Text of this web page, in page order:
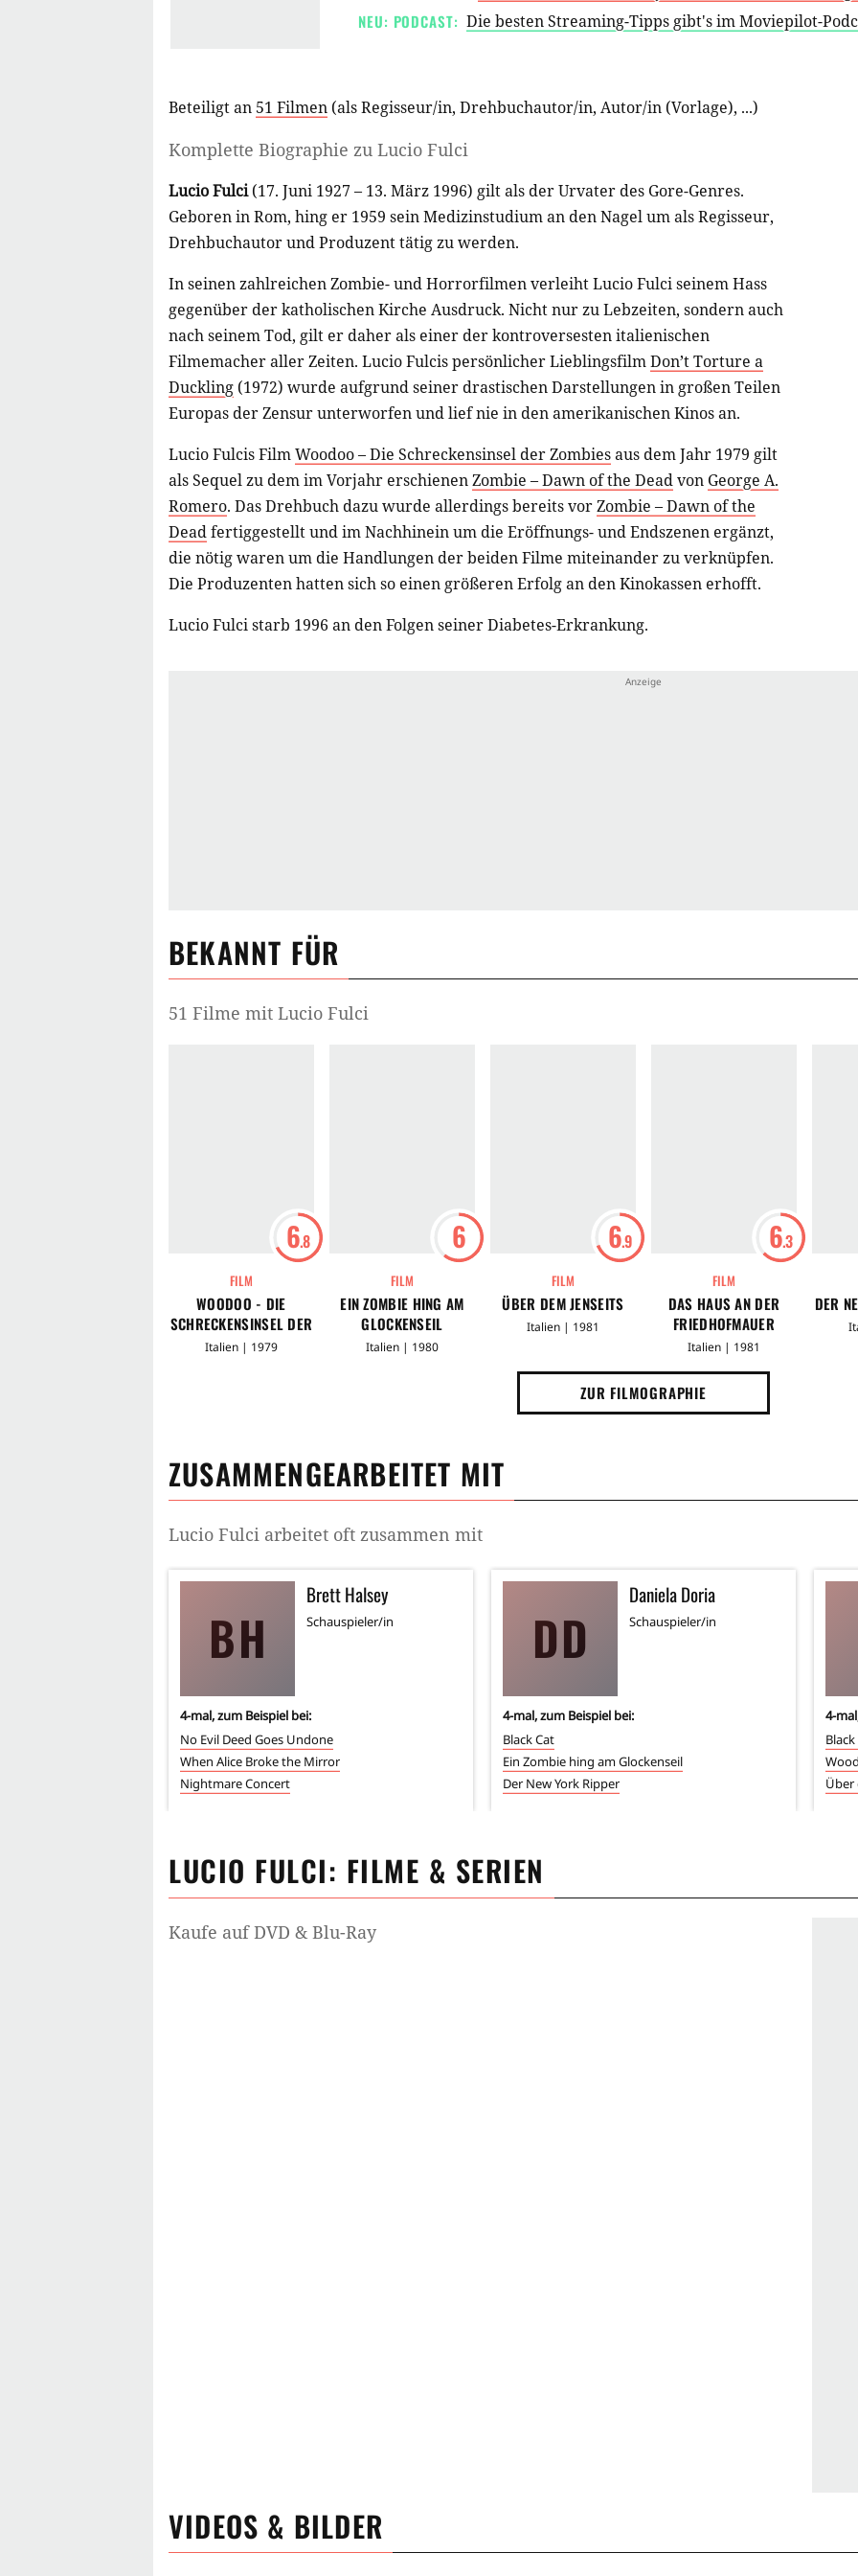
NEU: PODCAST: Die besten Streaming-Tipps gibt's im Moviepilot-
Beteiligt an 51 Filmen (alsRegisseur/in, Drehbuchautor/in, Autor/in (Vorlage), ...)
Komplette Biographie zu Lucio Fulci
Lucio Fulci(17. Juni 1927 – 13. März 1996) gilt als der Urvater des Gore-Genres.
Geboren in Rom, hing er 1959 sein Medizinstudium an den Nagel um als Regisseur,
Drehbuchautor und Produzent tätig zu werden.
In seinen zahlreichen Zombie- und Horrorfilmen verleiht Lucio Fulci seinem Hass
gegenüber der katholischen Kirche Ausdruck. Nicht nur zu Lebzeiten, sondern auch
nach seinem Tod, gilt er daher als einer der kontroversesten italienischen
Filmemacher aller Zeiten. Lucio Fulcis persönlicher LieblingsfilmDon’t Torture a
Duckling (1972) wurde aufgrund seiner drastischen Darstellungen in großen Teilen
Europas der Zensur unterworfen und lief nie in den amerikanischen Kinos an.
Lucio Fulcis FilmWoodoo – Die Schreckensinsel der Zombiesaus dem Jahr 1979 gilt
als Sequel zu dem im Vorjahr erschienenZombie – Dawn of the Deadvon George A.
Romero. Das Drehbuch dazu wurde allerdings bereits vorZombie – Dawn of the
Deadfertiggestellt und im Nachhinein um die Eröffnungs- und Endszenen ergänzt,
die nötig waren um die Handlungen der beiden Filme miteinander zu verknüpfen.
Die Produzenten hatten sich so einen größeren Erfolg an den Kinokassen erhofft.
Lucio Fulci starb 1996 an den Folgen seiner Diabetes-Erkrankung.
BEKANNT FÜR
51 Filme mit Lucio Fulci
6.8
FILM
WOODOO - DIE
SCHRECKENSINSEL DER
ZOMBIES
Italien | 1979
6
FILM
EIN ZOMBIE HING AM
GLOCKENSEIL
Italien | 1980
6.9
FILM
ÜBER DEM JENSEITS
Italien | 1981
6.3
FILM
DAS HAUS AN DER
FRIEDHOFMAUER
Italien | 1981
DER
ZUR FILMOGRAPHIE
ZUSAMMENGEARBEITET MIT
Lucio Fulci arbeitet oft zusammen mit
BH
Brett Halsey
Schauspieler/in
4-mal, zum Beispiel bei:
No Evil Deed Goes Undone
When Alice Broke the Mirror
Nightmare Concert
DD
Daniela Doria
Schauspieler/in
4-mal, zum Beispiel bei:
Black Cat
Ein Zombie hing am Glockenseil
Der New York Ripper
4-
Über
LUCIO FULCI: FILME & SERIEN
Kaufe auf DVD & Blu-Ray
VIDEOS & BILDER